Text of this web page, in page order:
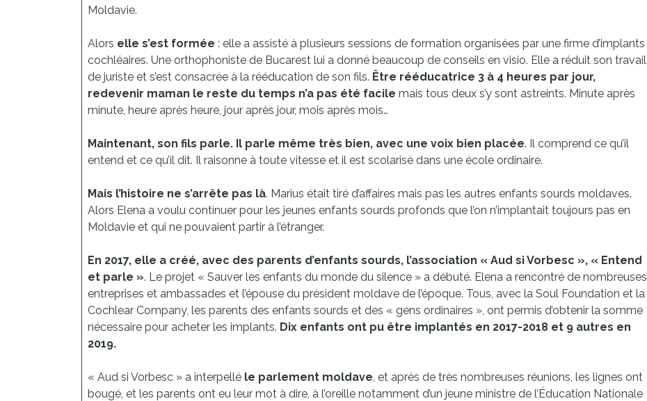
Moldavie.
Alors elle s’est formée : elle a assisté à plusieurs sessions de formation organisées par une firme d’implants
cochléaires. Une orthophoniste de Bucarest lui a donné beaucoup de conseils en visio. Elle a réduit son travail
de juriste et s’est consacrée à la rééducation de son fils. Être rééducatrice 3 à 4 heures par jour,
redevenir maman le reste du temps n’a pas été facile mais tous deux s’y sont astreints. Minute après
minute, heure après heure, jour après jour, mois après mois…
Maintenant, son fils parle. Il parle même très bien, avec une voix bien placée. Il comprend ce qu’il
entend et ce qu’il dit. Il raisonne à toute vitesse et il est scolarisé dans une école ordinaire.
Mais l’histoire ne s’arrête pas là. Marius était tiré d’affaires mais pas les autres enfants sourds moldaves.
Alors Elena a voulu continuer pour les jeunes enfants sourds profonds que l’on n’implantait toujours pas en
Moldavie et qui ne pouvaient partir à l’étranger.
En 2017, elle a créé, avec des parents d’enfants sourds, l’association « Aud si Vorbesc », « Entend
et parle ». Le projet « Sauver les enfants du monde du silence » a débuté. Elena a rencontré de nombreuses
entreprises et ambassades et l’épouse du président moldave de l’époque. Tous, avec la Soul Foundation et la
Cochlear Company, les parents des enfants sourds et des « gens ordinaires », ont permis d’obtenir la somme
nécessaire pour acheter les implants. Dix enfants ont pu être implantés en 2017-2018 et 9 autres en
2019.
« Aud si Vorbesc » a interpellé le parlement moldave, et après de très nombreuses réunions, les lignes ont
bougé, et les parents ont eu leur mot à dire, à l’oreille notamment d’un jeune ministre de l’Éducation Nationale